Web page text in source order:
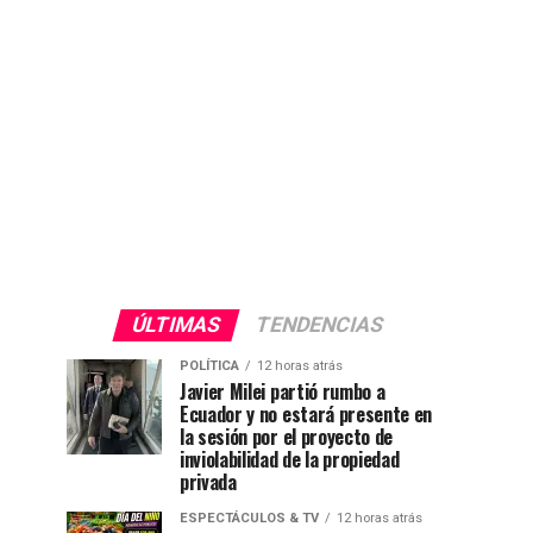
ÚLTIMAS TENDENCIAS
POLÍTICA 12 horas atrás
Javier Milei partió rumbo a
Ecuador y no estará presente en
la sesión por el proyecto de
inviolabilidad de la propiedad
privada
ESPECTÁCULOS & TV 12 horas atrás